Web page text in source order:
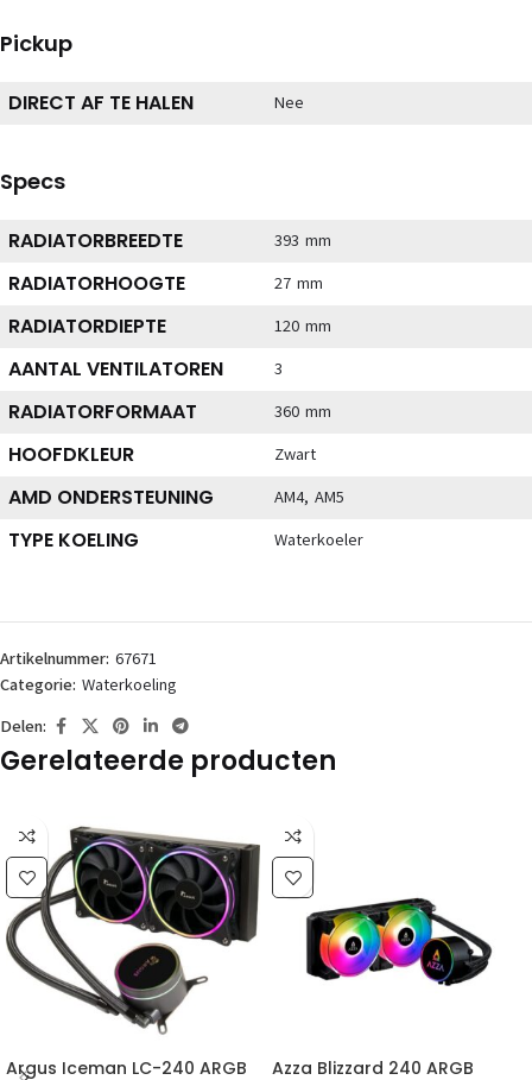
Pickup
DIRECT AF TE HALEN Nee
Specs
RADIATORBREEDTE 393 mm
RADIATORHOOGTE 27 mm
RADIATORDIEPTE 120 mm
AANTAL VENTILATOREN 3
RADIATORFORMAAT 360 mm
HOOFDKLEUR Zwart
AMD ONDERSTEUNING AM4, AM5
TYPE KOELING Waterkoeler
Artikelnummer: 67671
Categorie: Waterkoeling
Delen:
Gerelateerde producten
Argus Iceman LC-240 ARGB Azza Blizzard 240 ARGB